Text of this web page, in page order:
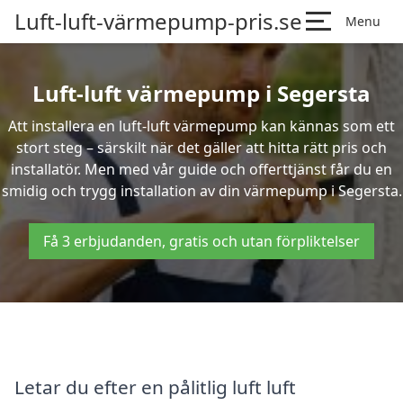
Luft-luft-värmepump-pris.se Menu
Luft-luft värmepump i Segersta
Att installera en luft-luft värmepump kan kännas som ett
stort steg – särskilt när det gäller att hitta rätt pris och
installatör. Men med vår guide och offerttjänst får du en
smidig och trygg installation av din värmepump i Segersta.
Få 3 erbjudanden, gratis och utan förpliktelser
Letar du efter en pålitlig luft luft